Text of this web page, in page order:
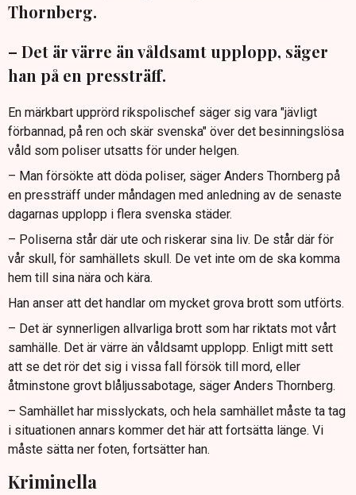
Thornberg.
– Det är värre än våldsamt upplopp, säger
han på en pressträff.
En märkbart upprörd rikspolischef säger sig vara "jävligt
förbannad, på ren och skär svenska" över det besinningslösa
våld som poliser utsatts för under helgen.
– Man försökte att döda poliser, säger Anders Thornberg på
en pressträff under måndagen med anledning av de senaste
dagarnas upplopp i flera svenska städer.
– Poliserna står där ute och riskerar sina liv. De står där för
vår skull, för samhällets skull. De vet inte om de ska komma
hem till sina nära och kära.
Han anser att det handlar om mycket grova brott som utförts.
– Det är synnerligen allvarliga brott som har riktats mot vårt
samhälle. Det är värre än våldsamt upplopp. Enligt mitt sett
att se det rör det sig i vissa fall försök till mord, eller
åtminstone grovt blåljussabotage, säger Anders Thornberg.
– Samhället har misslyckats, och hela samhället måste ta tag
i situationen annars kommer det här att fortsätta länge. Vi
måste sätta ner foten, fortsätter han.
Kriminella